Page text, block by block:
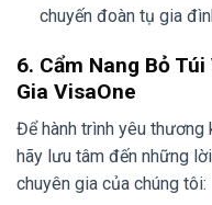
chuyến đoàn tụ gia
6. Cẩm Nang Bỏ
Gia VisaOne
Để hành trình yêu
hãy lưu tâm đến những
chuyên gia của chúng tôi: